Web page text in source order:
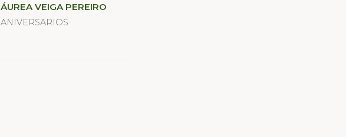
ÁUREA VEIGA PEREIRO
ANIVERSARIOS